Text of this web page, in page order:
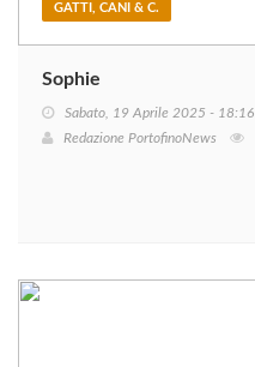
GATTI, CANI & C.
Sophie
Sabato, 19 Aprile 2025 - 18:16
Redazione PortofinoNews